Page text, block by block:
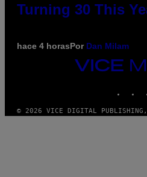
Turning 30 This
hace 4 horasPor Dan Milam
VICE
MEDIA
© 2026 VICE DIGITAL